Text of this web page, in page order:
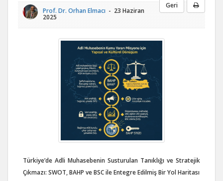
Geri
Prof. Dr. Orhan Elmacı - 23 Haziran
2025
Türkiye’de Adli Muhasebenin Susturulan Tanıklığı ve Stratejik
Çıkmazı: SWOT, BAHP ve BSC ile Entegre Edilmiş Bir Yol Haritası